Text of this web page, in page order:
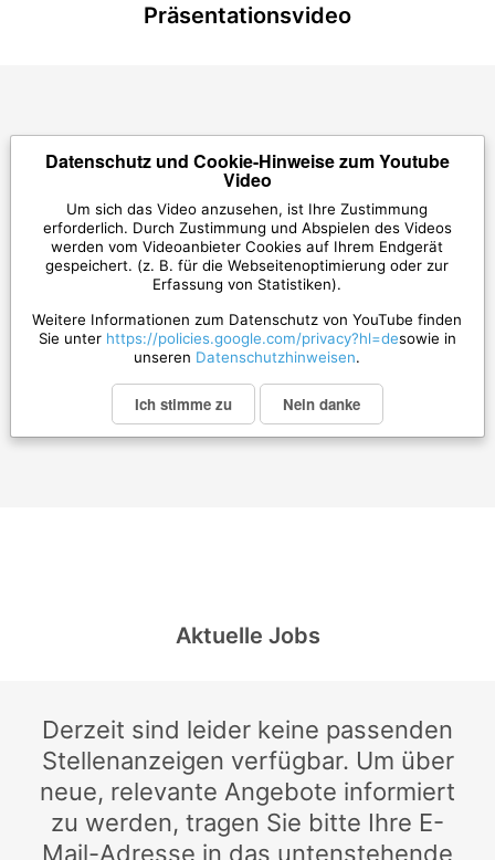
Präsentationsvideo
Datenschutz und Cookie-Hinweise zum Youtube
Video
Um sich das Video anzusehen, ist Ihre Zustimmung
erforderlich. Durch Zustimmung und Abspielen des Videos
werden vom Videoanbieter Cookies auf Ihrem Endgerät
gespeichert. (z. B. für die Webseitenoptimierung oder zur
Erfassung von Statistiken).
Weitere Informationen zum Datenschutz von YouTube finden
Sie unter https://policies.google.com/privacy?hl=desowie in
unseren Datenschutzhinweisen.
Ich stimme zu Nein danke
Aktuelle Jobs
Derzeit sind leider keine passenden
Stellenanzeigen verfügbar. Um über
neue, relevante Angebote informiert
zu werden, tragen Sie bitte Ihre E-
Mail-Adresse in das untenstehende